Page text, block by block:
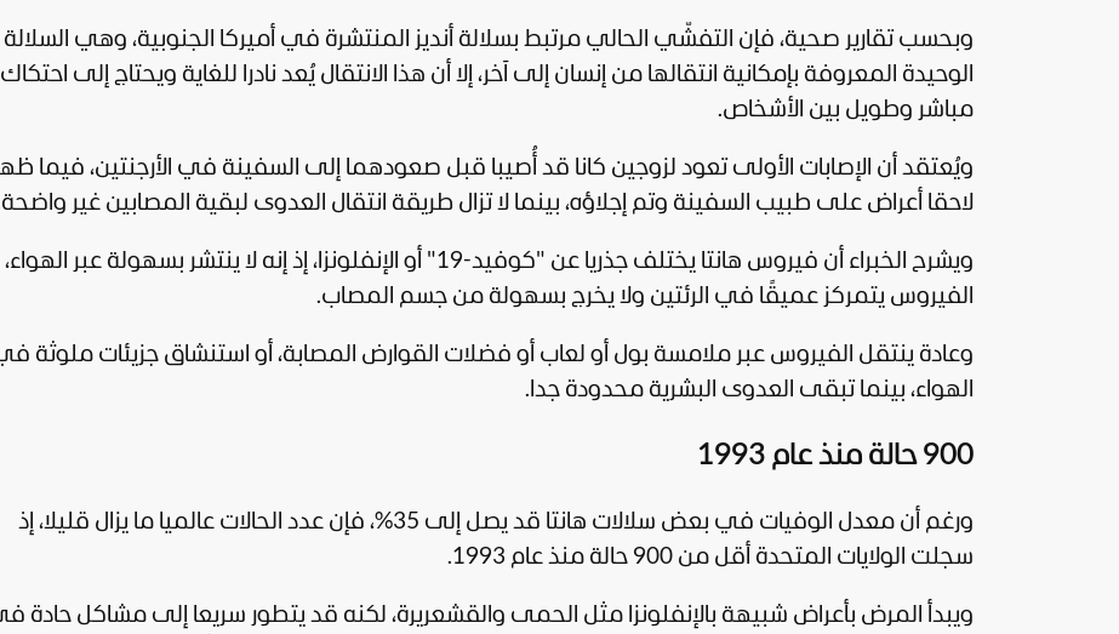
وبحسب تقارير صحية، فإن التفشّي الحالي مرتبط بسلالة أنديز المنتشرة في أميركا الجنوبية، وهي السلالة
الوحيدة المعروفة بإمكانية انتقالها من إنسان إلى آخر، إلا أن هذا الانتقال يُعد نادرا للغاية ويحتاج إلى احتكاك
مباشر وطويل بين الأشخاص.
ويُعتقد أن الإصابات الأولى تعود لزوجين كانا قد أُصيبا قبل صعودهما إلى السفينة في الأرجنتين، فيما
لاحقا أعراض على طبيب السفينة وتم إجلاؤه، بينما لا تزال طريقة انتقال العدوى لبقية المصابين غير
ويشرح الخبراء أن فيروس هانتا يختلف جذريا عن "كوفيد-19" أو الإنفلونزا، إذ إنه لا ينتشر بسهولة عبر
الفيروس يتمركز عميقًا في الرئتين ولا يخرج بسهولة من جسم المصاب.
وعادة ينتقل الفيروس عبر ملامسة بول أو لعاب أو فضلات القوارض المصابة، أو استنشاق جزيئات ملوثة
الهواء، بينما تبقى العدوى البشرية محدودة جدا.
900 حالة منذ عام 1993
ورغم أن معدل الوفيات في بعض سلالات هانتا قد يصل إلى 35%، فإن عدد الحالات عالميا ما يزال قليلا، إذ
سجلت الولايات المتحدة أقل من 900 حالة منذ عام 1993.
ويبدأ المرض بأعراض شبيهة بالإنفلونزا مثل الحمى والقشعريرة، لكنه قد يتطور سريعا إلى مشاكل حادة